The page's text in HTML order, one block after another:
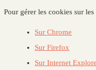
Pour gérer les cookies sur
Sur Chrome
Sur Firefox
Sur Internet